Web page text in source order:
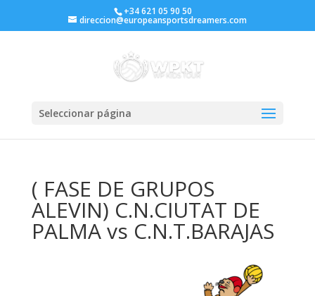
+34 621 05 90 50
direccion@europeansportsdreamers.com
Seleccionar página
( FASE DE GRUPOS
ALEVIN) C.N.CIUTAT DE
PALMA vs C.N.T.BARAJAS